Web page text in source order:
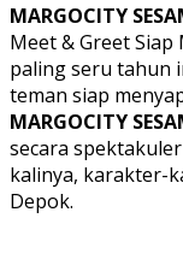
MARGOCITY
Meet & Greet
paling seru tahun
teman siap
MARGOCITY
secara
kalinya, karakter-
Depok.